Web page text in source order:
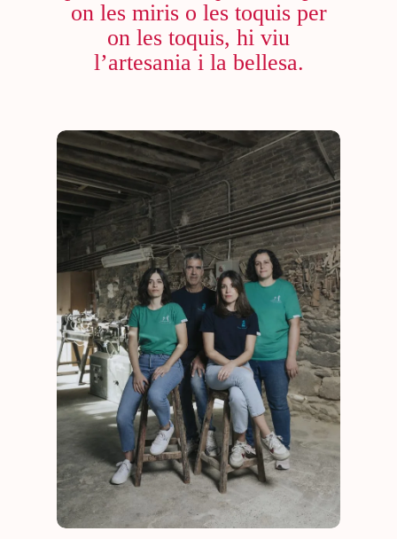
on les miris o les toquis per
on les toquis, hi viu
l’artesania i la bellesa.